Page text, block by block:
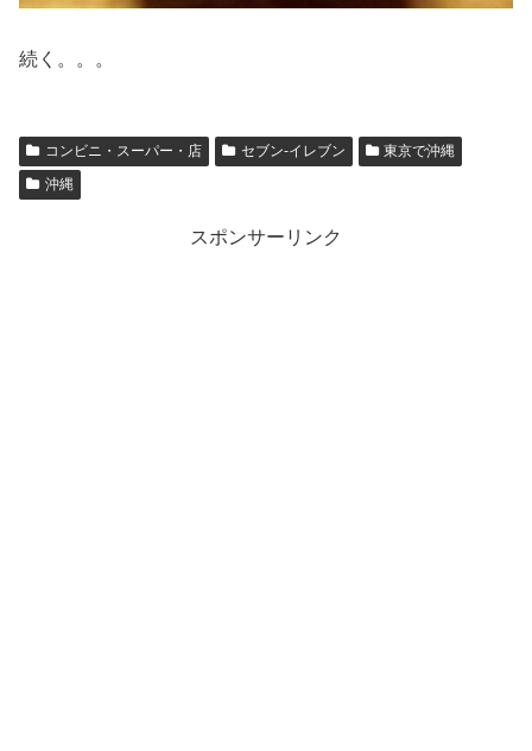
続く。。。
コンビニ・スーパー・店 セブン-イレブン
東京で沖縄
沖縄
スポンサーリンク